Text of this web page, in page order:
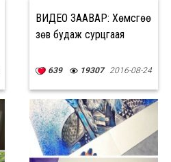
ВИДЕО ЗААВАР: Хөмсгөө
зөв будаж сурцгаая
639 19307 2016-08-24